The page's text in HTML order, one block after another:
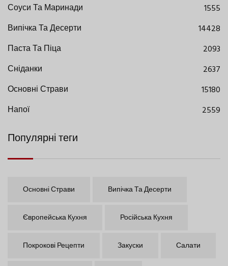
Соуси Та Маринади
1555
Випічка Та Десерти
14428
Паста Та Піца
2093
Сніданки
2637
Основні Страви
15180
Напої
2559
Популярні теги
Основні Страви Випічка Та Десерти
Європейська Кухня Російська Кухня
Покрокові Рецепти Закуски Салати